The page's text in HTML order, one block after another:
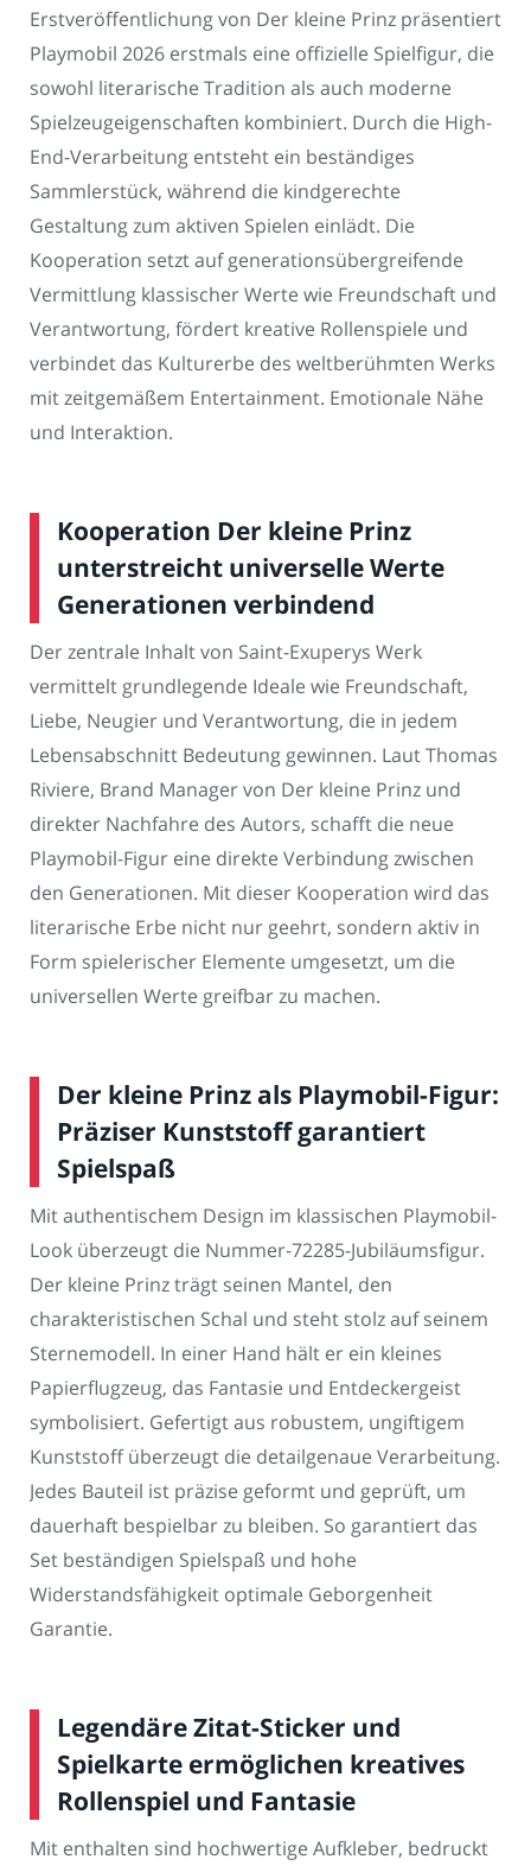
Erstveröffentlichung von Der kleine Prinz präsentiert
Playmobil 2026 erstmals eine offizielle Spielfigur, die
sowohl literarische Tradition als auch moderne
Spielzeugeigenschaften kombiniert. Durch die High-
End-Verarbeitung entsteht ein beständiges
Sammlerstück, während die kindgerechte
Gestaltung zum aktiven Spielen einlädt. Die
Kooperation setzt auf generationsübergreifende
Vermittlung klassischer Werte wie Freundschaft und
Verantwortung, fördert kreative Rollenspiele und
verbindet das Kulturerbe des weltberühmten Werks
mit zeitgemäßem Entertainment. Emotionale Nähe
und Interaktion.
Kooperation Der kleine Prinz
unterstreicht universelle Werte
Generationen verbindend
Der zentrale Inhalt von Saint-Exuperys Werk
vermittelt grundlegende Ideale wie Freundschaft,
Liebe, Neugier und Verantwortung, die in jedem
Lebensabschnitt Bedeutung gewinnen. Laut Thomas
Riviere, Brand Manager von Der kleine Prinz und
direkter Nachfahre des Autors, schafft die neue
Playmobil-Figur eine direkte Verbindung zwischen
den Generationen. Mit dieser Kooperation wird das
literarische Erbe nicht nur geehrt, sondern aktiv in
Form spielerischer Elemente umgesetzt, um die
universellen Werte greifbar zu machen.
Der kleine Prinz als Playmobil-Figur:
Präziser Kunststoff garantiert
Spielspaß
Mit authentischem Design im klassischen Playmobil-
Look überzeugt die Nummer-72285-Jubiläumsfigur.
Der kleine Prinz trägt seinen Mantel, den
charakteristischen Schal und steht stolz auf seinem
Sternemodell. In einer Hand hält er ein kleines
Papierflugzeug, das Fantasie und Entdeckergeist
symbolisiert. Gefertigt aus robustem, ungiftigem
Kunststoff überzeugt die detailgenaue Verarbeitung.
Jedes Bauteil ist präzise geformt und geprüft, um
dauerhaft bespielbar zu bleiben. So garantiert das
Set beständigen Spielspaß und hohe
Widerstandsfähigkeit optimale Geborgenheit
Garantie.
Legendäre Zitat-Sticker und
Spielkarte ermöglichen kreatives
Rollenspiel und Fantasie
Mit enthalten sind hochwertige Aufkleber, bedruckt